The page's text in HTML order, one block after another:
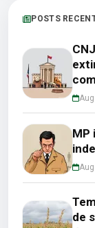
POSTS
MP
de